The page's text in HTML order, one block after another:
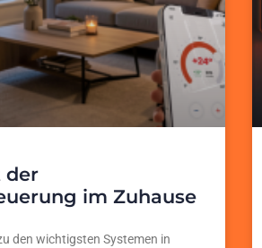
der
im Zuhause
den wichtigsten Systemen in